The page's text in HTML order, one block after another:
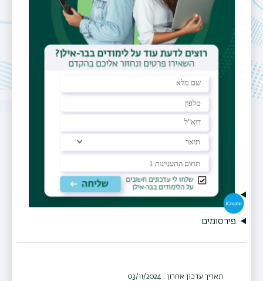
המרכז לננו-טכנולוגיה (206), קומה 3 ,
חדר B-339
אתר אישי
https://www.hendelab.com/
תחומי מחקר
ביולוגיה תאית והתפתחותית
מחקר
פירסומים
תאריך עדכון אחרון : 03/11/2024